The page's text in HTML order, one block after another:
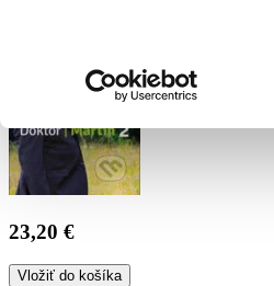
23,20 €
Vložiť do košíka